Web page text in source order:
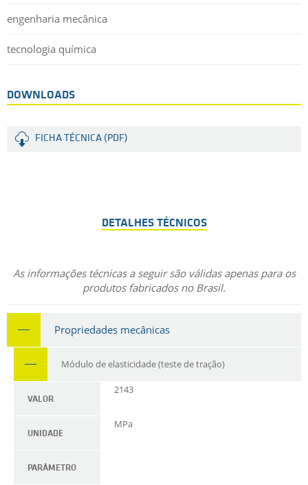
engenharia mecânica
tecnologia química
DOWNLOADS
FICHA TÉCNICA (PDF)
DETALHES TÉCNICOS
As informações técnicas a seguir são válidas apenas para os
produtos fabricados no Brasil.
Propriedades mecânicas
Módulo de elasticidade (teste de tração)
VALOR
2143
UNIDADE
MPa
PARÂMETRO